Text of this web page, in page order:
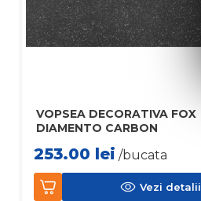
VOPSEA DECORATIVA FOX
DIAMENTO CARBON
253.00 lei /bucata
Vezi detalii